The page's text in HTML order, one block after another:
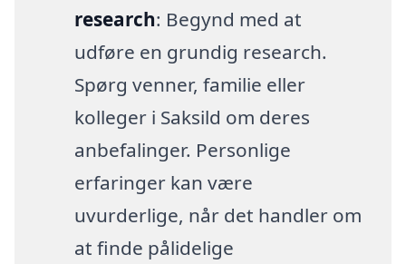
research: Begynd med at
udføre en grundig research.
Spørg venner, familie eller
kolleger i Saksild om deres
anbefalinger. Personlige
erfaringer kan være
uvurderlige, når det handler om
at finde pålidelige